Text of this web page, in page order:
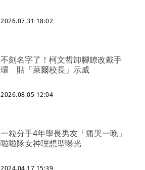
2026.07.31 18:02
不刻名字了！柯文哲卸腳鐐改戴手
環 貼「萊爾校長」示威
2026.08.05 12:04
一粒分手4年學長男友「痛哭一晚」
啦啦隊女神理想型曝光
2024.04.17 15:39